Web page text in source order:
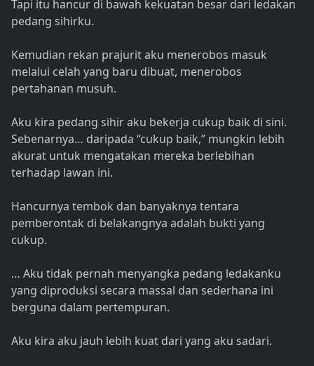
Tapi itu hancur di bawah kekuatan besar dari ledakan
pedang sihirku.
Kemudian rekan prajurit aku menerobos masuk
melalui celah yang baru dibuat, menerobos
pertahanan musuh.
Aku kira pedang sihir aku bekerja cukup baik di sini.
Sebenarnya… daripada “cukup baik,” mungkin lebih
akurat untuk mengatakan mereka berlebihan
terhadap lawan ini.
Hancurnya tembok dan banyaknya tentara
pemberontak di belakangnya adalah bukti yang
cukup.
… Aku tidak pernah menyangka pedang ledakanku
yang diproduksi secara massal dan sederhana ini
berguna dalam pertempuran.
Aku kira aku jauh lebih kuat dari yang aku sadari.